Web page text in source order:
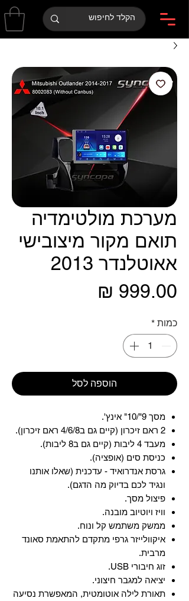
מערכת מולטימדיה
תואם מקור מיצובישי
אאוטלנדר 2013
כמות *
הוספה לסל
מסך 9"/10" אינץ'.
2 ראם זיכרון (קיים גם ב4/6/8 ראם זיכרון).
מעבד 4 ליבות (קיים גם ב8 ליבות).
כניסת סים (אופציה).
גרסת אנדרואיד - עדכנית (שאלו אותנו
ונגיד לכם בדיוק מה הדגם).
פיצול מסך.
וויז ויוטיוב מובנה.
ממשק משתמש קל ונוח.
איקוולייזר גרפי מתקדם להתאמת סאונד
מרבית.
זוג חיבורי USB.
יציאה למגבר חיצוני.
תאורת לילה אוטומטית, המאפשרת נסיעה